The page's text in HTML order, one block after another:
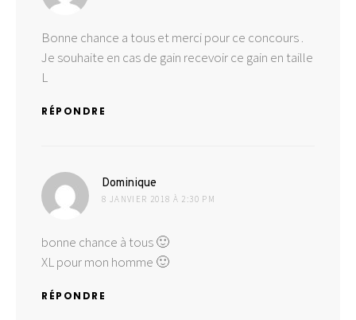
Bonne chance a tous et merci pour ce concours .
Je souhaite en cas de gain recevoir ce gain en taille
L
RÉPONDRE
Dominique
8 JANVIER 2018 À 2:30 PM
bonne chance à tous 🙂
XL pour mon homme 🙂
RÉPONDRE